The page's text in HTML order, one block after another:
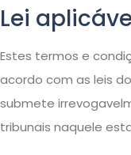
Lei
Estes termos e
acordo com as leis
submete
tribunais naquele